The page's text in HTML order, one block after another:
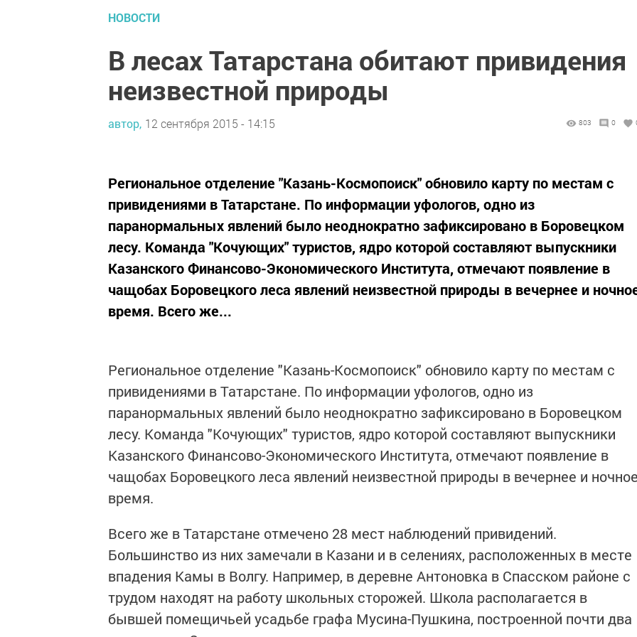
НОВОСТИ
В лесах Татарстана обитают привидения
неизвестной природы
автор, 12 сентября 2015 - 14:15 803 0
Региональное отделение "Казань-Космопоиск" обновило карту по местам с
привидениями в Татарстане. По информации уфологов, одно из
паранормальных явлений было неоднократно зафиксировано в Боровецком
лесу. Команда "Кочующих" туристов, ядро которой составляют выпускники
Казанского Финансово-Экономического Института, отмечают появление в
чащобах Боровецкого леса явлений неизвестной природы в вечернее и
время. Всего же...
Региональное отделение "Казань-Космопоиск" обновило карту по местам с
привидениями в Татарстане. По информации уфологов, одно из
паранормальных явлений было неоднократно зафиксировано в Боровецком
лесу. Команда "Кочующих" туристов, ядро которой составляют выпускники
Казанского Финансово-Экономического Института, отмечают появление в
чащобах Боровецкого леса явлений неизвестной природы в вечернее и
время.
Всего же в Татарстане отмечено 28 мест наблюдений привидений.
Большинство из них замечали в Казани и в селениях, расположенных в месте
впадения Камы в Волгу. Например, в деревне Антоновка в Спасском районе с
трудом находят на работу школьных сторожей. Школа располагается в
бывшей помещичьей усадьбе графа Мусина-Пушкина, построенной почти два